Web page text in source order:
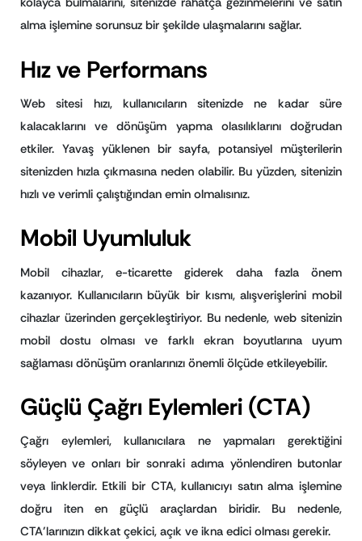
alma işlemine sorunsuz bir şekilde ulaşmalarını sağlar.
Hız ve Performans
Web sitesi hızı, kullanıcıların sitenizde ne kadar süre
kalacaklarını ve dönüşüm yapma olasılıklarını doğrudan
etkiler. Yavaş yüklenen bir sayfa, potansiyel müşterilerin
sitenizden hızla çıkmasına neden olabilir. Bu yüzden, sitenizin
hızlı ve verimli çalıştığından emin olmalısınız.
Mobil Uyumluluk
Mobil cihazlar, e-ticarette giderek daha fazla önem
kazanıyor. Kullanıcıların büyük bir kısmı, alışverişlerini mobil
cihazlar üzerinden gerçekleştiriyor. Bu nedenle, web sitenizin
mobil dostu olması ve farklı ekran boyutlarına uyum
sağlaması dönüşüm oranlarınızı önemli ölçüde etkileyebilir.
Güçlü Çağrı Eylemleri (CTA)
Çağrı eylemleri, kullanıcılara ne yapmaları gerektiğini
söyleyen ve onları bir sonraki adıma yönlendiren butonlar
veya linklerdir. Etkili bir CTA, kullanıcıyı satın alma işlemine
doğru iten en güçlü araçlardan biridir. Bu nedenle,
CTA’larınızın dikkat çekici, açık ve ikna edici olması gerekir.